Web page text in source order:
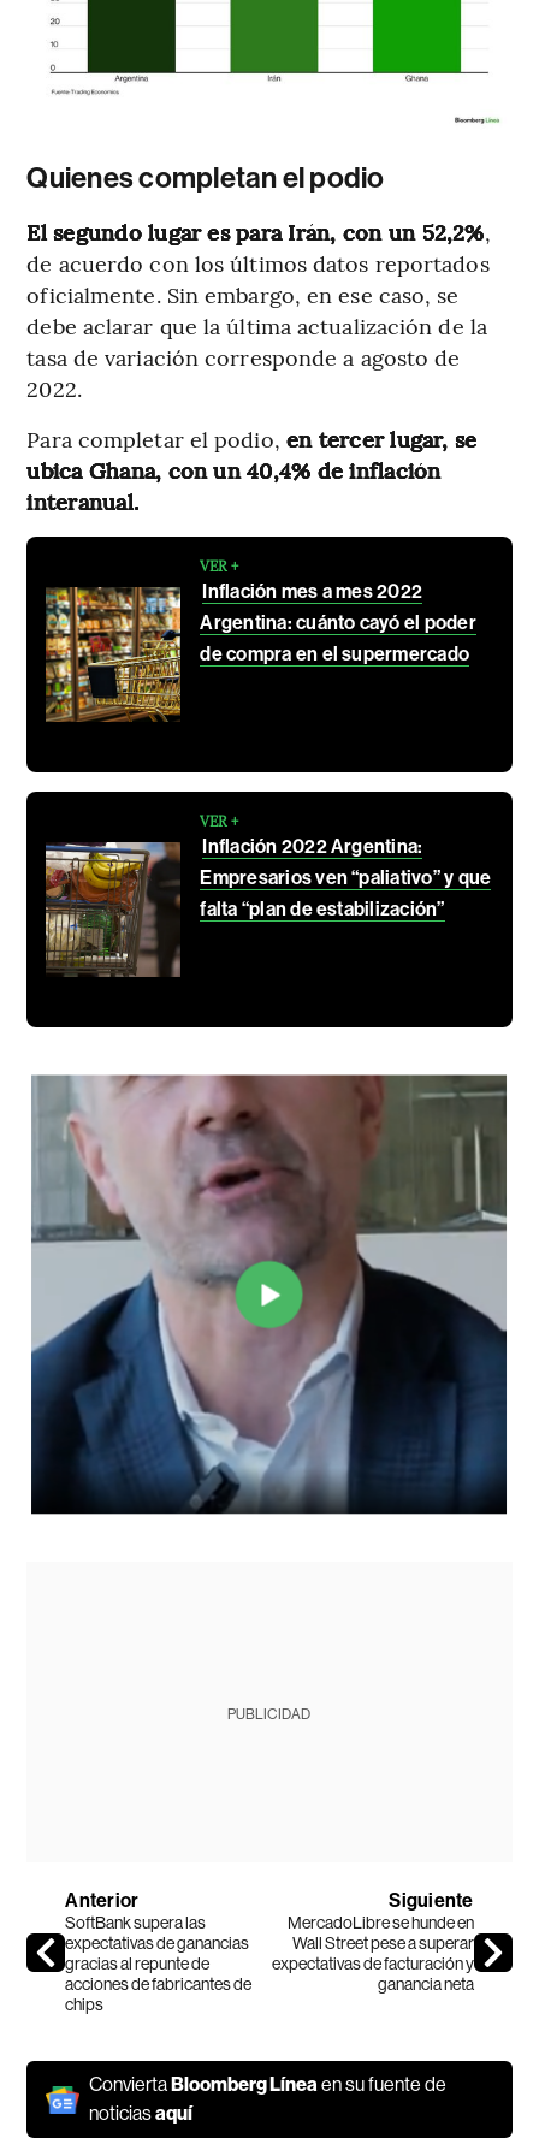
Quienes completan el podio
El segundo lugar es para Irán, con un 52,2%,
de acuerdo con los últimos datos reportados
oficialmente. Sin embargo, en ese caso, se
debe aclarar que la última actualización de la
tasa de variación corresponde a agosto de
2022.
Para completar el podio, en tercer lugar, se
ubica Ghana, con un 40,4% de inflación
interanual.
VER +
Inflación mes a mes 2022
Argentina: cuánto cayó el poder
de compra en el supermercado
VER +
Inflación 2022 Argentina:
Empresarios ven “paliativo” y que
falta “plan de estabilización”
PUBLICIDAD
Anterior
SoftBank supera las
expectativas de ganancias
gracias al repunte de
acciones de fabricantes de
chips
Siguiente
MercadoLibre se hunde en
Wall Street pese a superar
expectativas de facturación y
ganancia neta
Convierta Bloomberg Líneaen su fuente de
noticiasaquí